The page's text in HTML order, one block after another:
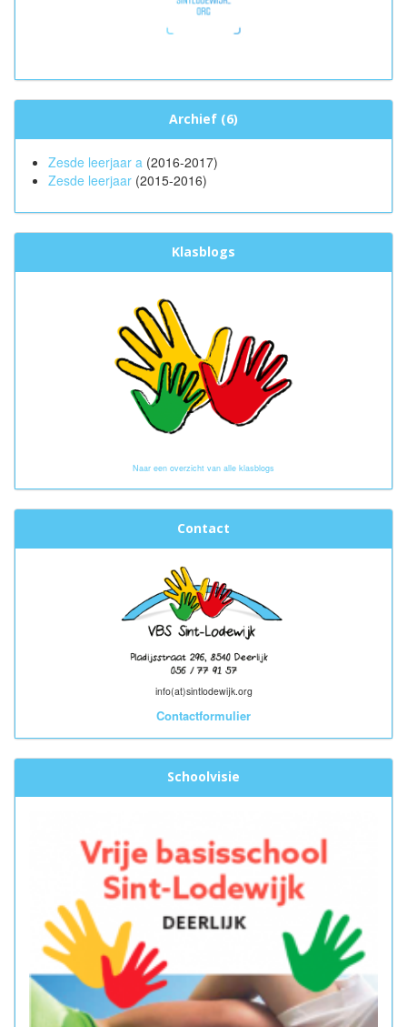
Archief (6)
Zesde leerjaar a (2016-2017)
Zesde leerjaar (2015-2016)
Klasblogs
Naar een overzicht van alle klasblogs
Contact
info(at)sintlodewijk.org
Contactformulier
Schoolvisie